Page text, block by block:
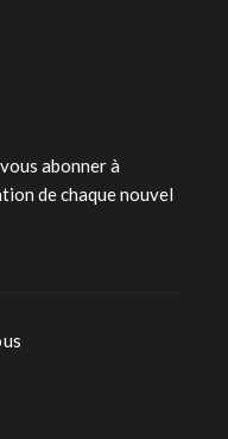
abonner à
de chaque nouvel